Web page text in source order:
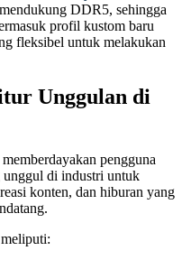
DDR5, sehingga
profil kustom baru
fleksibel untuk melakukan
Unggulan di
pengguna
di industri untuk
konten, dan hiburan yang